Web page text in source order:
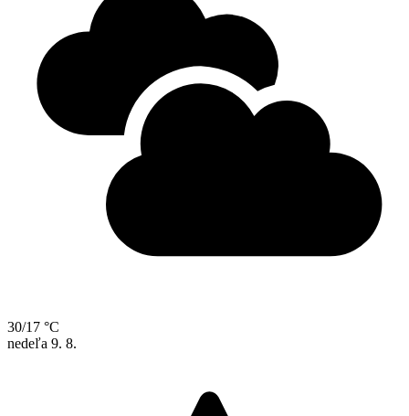
30/17 °C
nedeľa 9. 8.